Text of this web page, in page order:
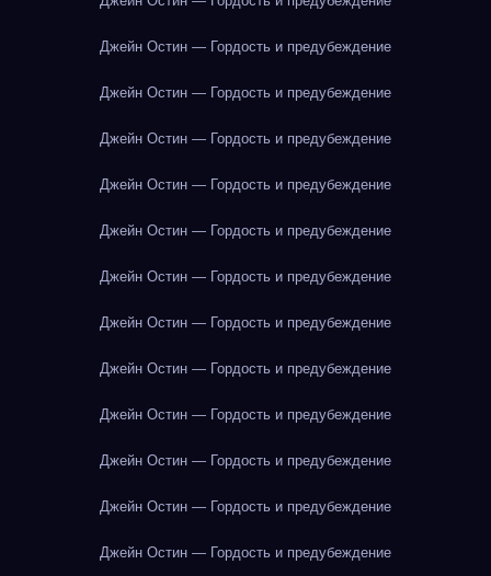
Джейн Остин — Гордость и предубеждение
Джейн Остин — Гордость и предубеждение
Джейн Остин — Гордость и предубеждение
Джейн Остин — Гордость и предубеждение
Джейн Остин — Гордость и предубеждение
Джейн Остин — Гордость и предубеждение
Джейн Остин — Гордость и предубеждение
Джейн Остин — Гордость и предубеждение
Джейн Остин — Гордость и предубеждение
Джейн Остин — Гордость и предубеждение
Джейн Остин — Гордость и предубеждение
Джейн Остин — Гордость и предубеждение